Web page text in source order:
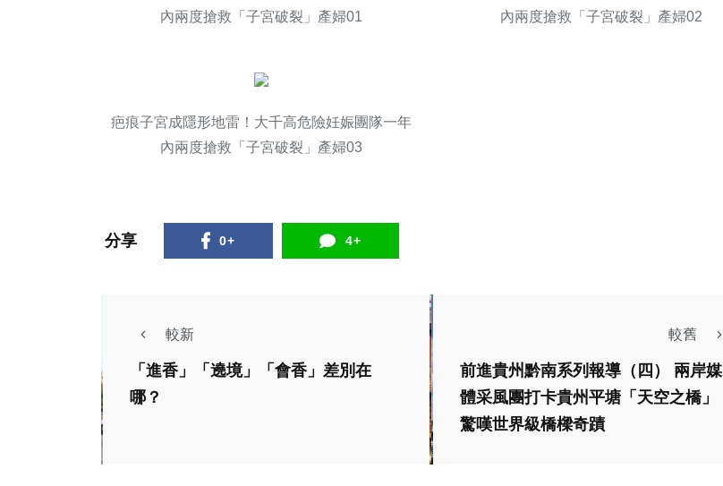
內兩度搶救「子宮破裂」產婦01
內兩度搶救「子宮破裂」產婦02
疤痕子宮成隱形地雷！大千高危險妊娠團隊一年
內兩度搶救「子宮破裂」產婦03
分享 0+ 4+
較新
「進香」「遶境」「會香」差別在
哪？
較舊
前進貴州黔南系列報導（四） 兩岸媒
體采風團打卡貴州平塘「天空之橋」
驚嘆世界級橋樑奇蹟
社會 綜合新聞
嘉義縣警局積極打詐
成效佳 偵破投資短
劇影視版權詐財及變
綜合新聞
健康 文教
彰化縣新女性關懷協
會送幸福紅包給二林